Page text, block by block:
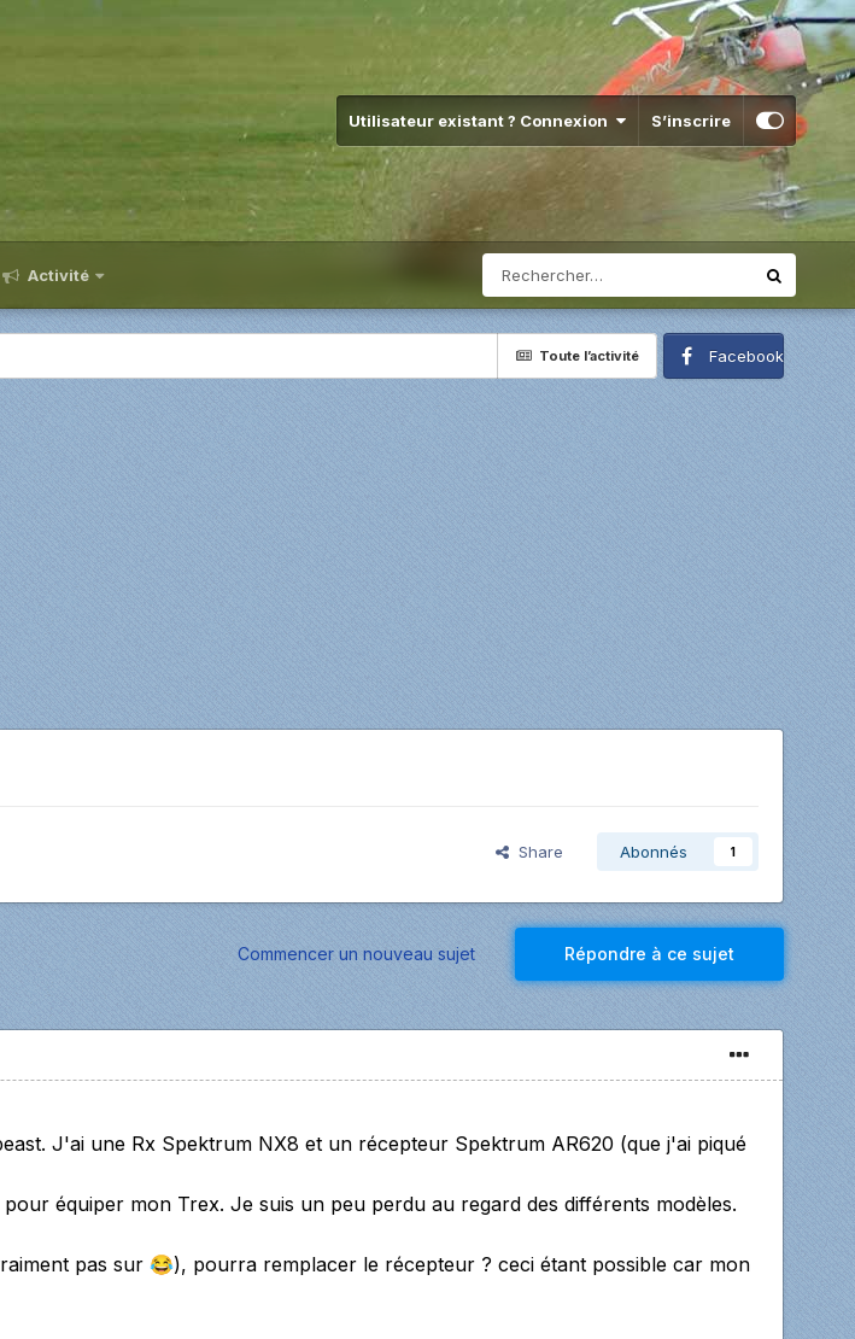
Utilisateur existant ? Connexion S’inscrire
Activité
Toute l’activité Facebook
Share Abonnés 1
Répondre à ce sujet
Commencer un nouveau sujet
J'ai une Rx Spektrum NX8 et un récepteur Spektrum AR620 (que j'ai piqué
équiper mon Trex. Je suis un peu perdu au regard des différents modèles.
pas sur 😂), pourra remplacer le récepteur ? ceci étant possible car mon